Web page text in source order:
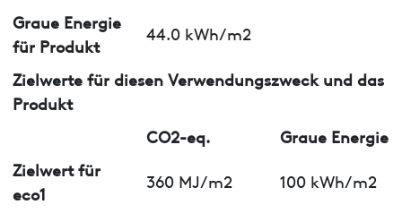
Graue Energie
für Produkt
44.0 kWh/m2
Zielwerte für diesen Verwendungszweck und das
Produkt
CO2-eq.
Graue Energie
Zielwert für
eco1
360 MJ/m2 100 kWh/m2